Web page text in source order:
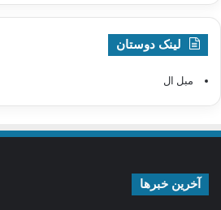
لینک دوستان
مبل ال
آخرین خبرها